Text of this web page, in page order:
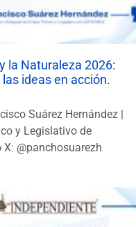
la Naturaleza 2026:
ideas en acción.
Suárez Hernández |
y Legislativo de
X: @panchosuarezh